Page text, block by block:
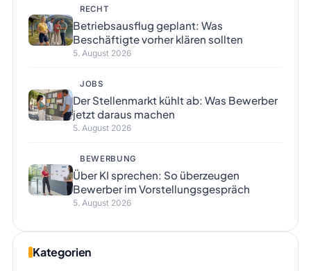
RECHT
Betriebsausflug geplant: Was
Beschäftigte vorher klären sollten
5. August 2026
JOBS
Der Stellenmarkt kühlt ab: Was Bewerber
jetzt daraus machen
5. August 2026
BEWERBUNG
Über KI sprechen: So überzeugen
Bewerber im Vorstellungsgespräch
5. August 2026
Kategorien